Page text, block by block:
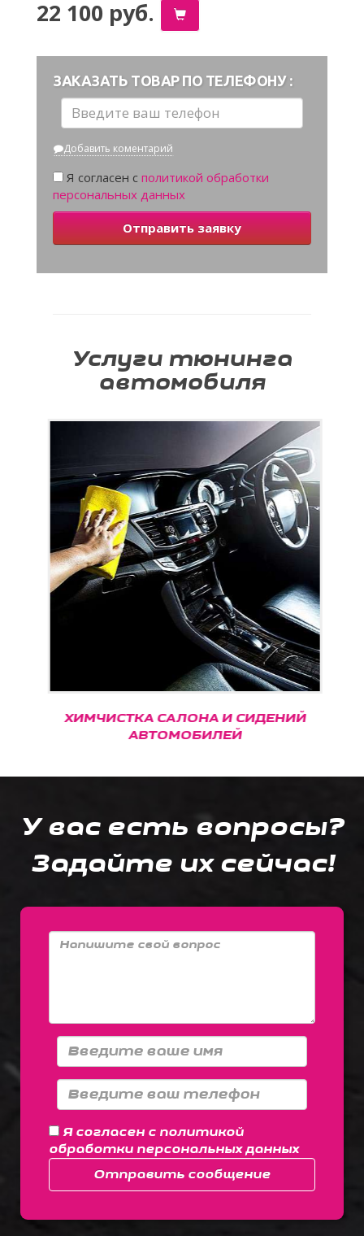
22 100 руб.
ЗАКАЗАТЬ ТОВАР ПО ТЕЛЕФОНУ :
Добавить коментарий
Я согласен с политикой обработки
персональных данных
Отправить заявку
Услуги тюнинга
автомобиля
ХИМЧИСТКА САЛОНА И СИДЕНИЙ
АВТОМОБИЛЕЙ
У вас есть вопросы?
Задайте их сейчас!
Я согласен с политикой
обработки персональных данных
Отправить сообщение